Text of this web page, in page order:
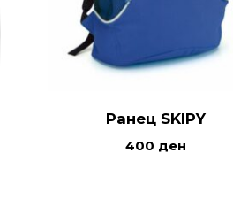
Ранец SKIPY
400 ден